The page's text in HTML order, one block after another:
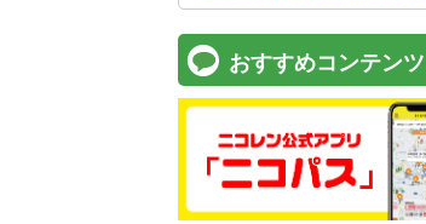
安さのヒミツは、 ムダのな
タンドや整備工場の既存
でコストを削減し、12時
ズナブルな価格を実現 して
おすすめコンテンツ